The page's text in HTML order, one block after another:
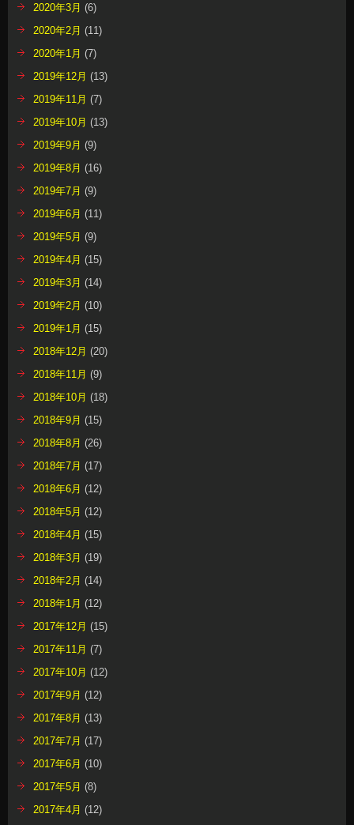
2020年3月 (6)
2020年2月 (11)
2020年1月 (7)
2019年12月 (13)
2019年11月 (7)
2019年10月 (13)
2019年9月 (9)
2019年8月 (16)
2019年7月 (9)
2019年6月 (11)
2019年5月 (9)
2019年4月 (15)
2019年3月 (14)
2019年2月 (10)
2019年1月 (15)
2018年12月 (20)
2018年11月 (9)
2018年10月 (18)
2018年9月 (15)
2018年8月 (26)
2018年7月 (17)
2018年6月 (12)
2018年5月 (12)
2018年4月 (15)
2018年3月 (19)
2018年2月 (14)
2018年1月 (12)
2017年12月 (15)
2017年11月 (7)
2017年10月 (12)
2017年9月 (12)
2017年8月 (13)
2017年7月 (17)
2017年6月 (10)
2017年5月 (8)
2017年4月 (12)